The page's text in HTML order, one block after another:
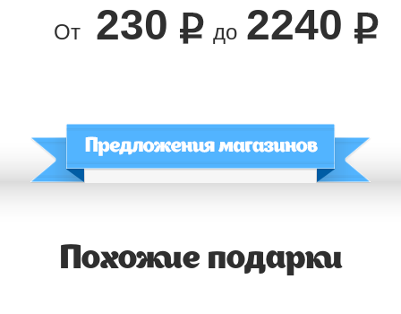
От 230 до 2240
Похожие подарки